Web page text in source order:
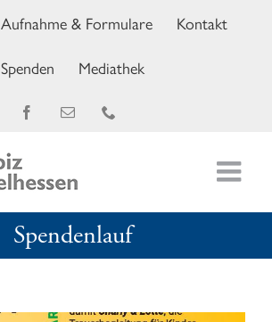
Aufnahme & Formulare
Kontakt
Spenden
Mediathek
Facebook
E-
Spendenlauf